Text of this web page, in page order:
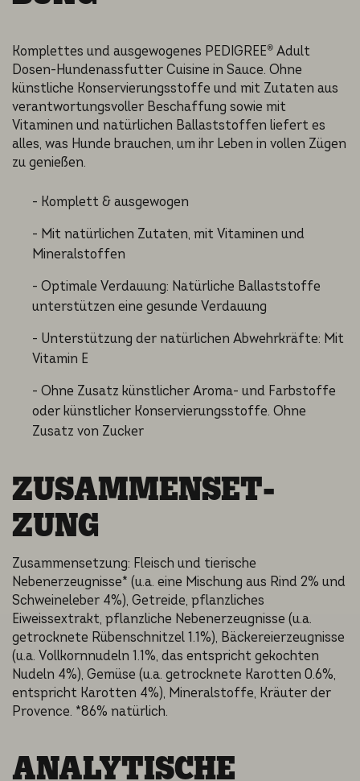
Komplettes und ausgewogenes PEDIGREE® Adult
Dosen-Hundenassfutter Cuisine in Sauce. Ohne
künstliche Konservierungsstoffe und mit Zutaten aus
verantwortungsvoller Beschaffung sowie mit
Vitaminen und natürlichen Ballaststoffen liefert es
alles, was Hunde brauchen, um ihr Leben in vollen Zügen
zu genießen.
- Komplett & ausgewogen
- Mit natürlichen Zutaten, mit Vitaminen und
Mineralstoffen
- Optimale Verdauung: Natürliche Ballaststoffe
unterstützen eine gesunde Verdauung
- Unterstützung der natürlichen Abwehrkräfte: Mit
Vitamin E
- Ohne Zusatz künstlicher Aroma- und Farbstoffe
oder künstlicher Konservierungsstoffe. Ohne
Zusatz von Zucker
ZUSAMMEN­SET­
ZUNG
Zusammensetzung: Fleisch und tierische
Nebenerzeugnisse* (u.a. eine Mischung aus Rind 2% und
Schweineleber 4%), Getreide, pflanzliches
Eiweissextrakt, pflanzliche Nebenerzeugnisse (u.a.
getrocknete Rübenschnitzel 1.1%), Bäckereierzeugnisse
(u.a. Vollkornnudeln 1.1%, das entspricht gekochten
Nudeln 4%), Gemüse (u.a. getrocknete Karotten 0.6%,
entspricht Karotten 4%), Mineralstoffe, Kräuter der
Provence. *86% natürlich.
ANALYTI­SCHE